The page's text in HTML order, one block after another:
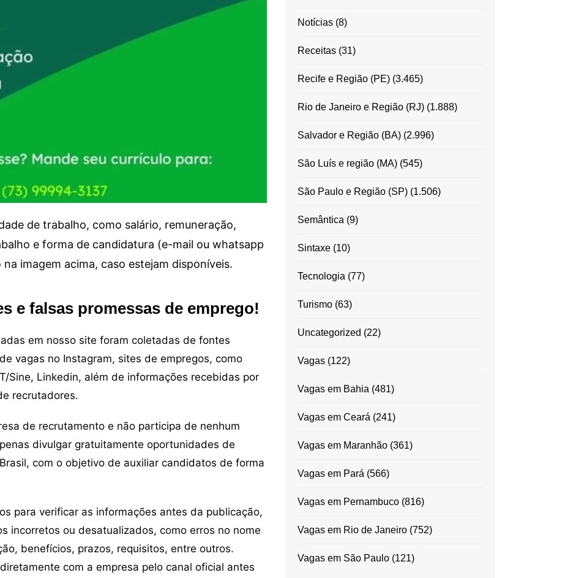
de trabalho, como salário, remuneração,
e forma de candidatura (e-mail ou whatsapp
imagem acima, caso estejam disponíveis.
e falsas promessas de emprego!
em nosso site foram coletadas de fontes
vagas no Instagram, sites de empregos, como
Sine, Linkedin, além de informações recebidas por
recrutadores.
de recrutamento e não participa de nenhum
divulgar gratuitamente oportunidades de
com o objetivo de auxiliar candidatos de forma
para verificar as informações antes da publicação,
incorretos ou desatualizados, como erros no nome
benefícios, prazos, requisitos, entre outros.
com a empresa pelo canal oficial antes
Notícias(8)
Receitas(31)
Recife e Região (PE)(3.465)
Rio de Janeiro e Região (RJ)(1.888)
Salvador e Região (BA)(2.996)
São Luís e região (MA)(545)
São Paulo e Região (SP)(1.506)
Semântica (9)
Sintaxe(10)
Tecnologia (77)
Turismo(63)
Uncategorized (22)
Vagas(122)
Vagas em Bahia (481)
Vagas em Ceará (241)
Vagas em Maranhão(361)
Vagas em Pará (566)
Vagas em Pernambuco(816)
Vagas em Rio de Janeiro(752)
Vagas em São Paulo(121)